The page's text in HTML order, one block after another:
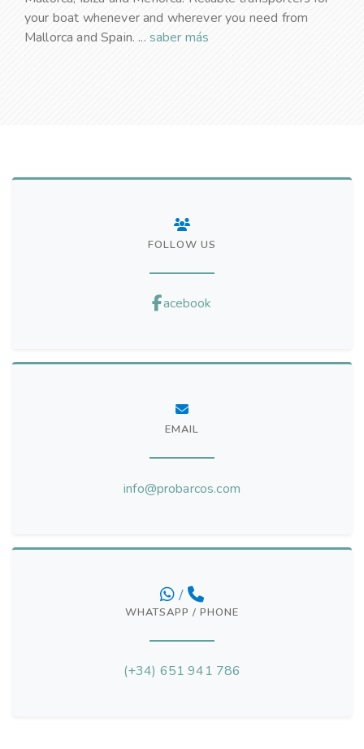
your boat whenever and wherever you need from
Mallorca and Spain. ... saber más
FOLLOW US
acebook
EMAIL
info@probarcos.com
/
WHATSAPP / PHONE
(+34) 651 941 786